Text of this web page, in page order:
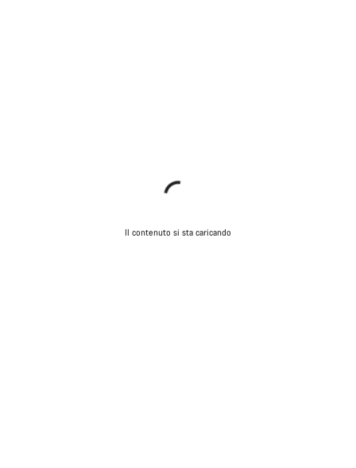
Il contenuto si sta caricando